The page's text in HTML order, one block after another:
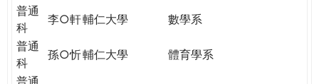
普通
科
李○軒輔仁大學
數學系
普通
科
孫○忻輔仁大學
體育學系
普通